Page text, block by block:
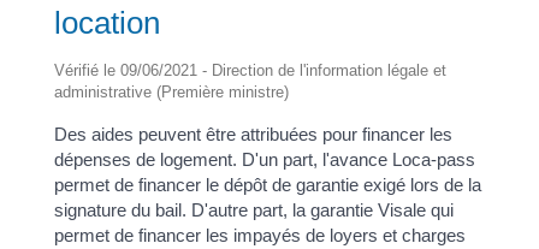
location
Vérifié le 09/06/2021 - Direction de l'information légale et
administrative (Première ministre)
Des aides peuvent être attribuées pour financer les
dépenses de logement. D'un part, l'avance Loca-pass
permet de financer le dépôt de garantie exigé lors de la
signature du bail. D'autre part, la garantie Visale qui
permet de financer les impayés de loyers et charges